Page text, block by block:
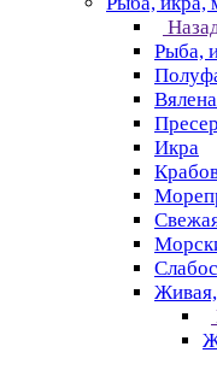
Рыба,
Икра